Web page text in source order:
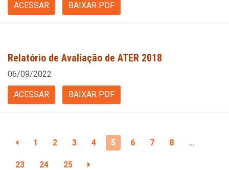
ACESSAR
BAIXAR PDF
Relatório de Avaliação de ATER 2018
06/09/2022
ACESSAR BAIXAR PDF
1 2 3 4 5 6 7 8 …
23 24 25